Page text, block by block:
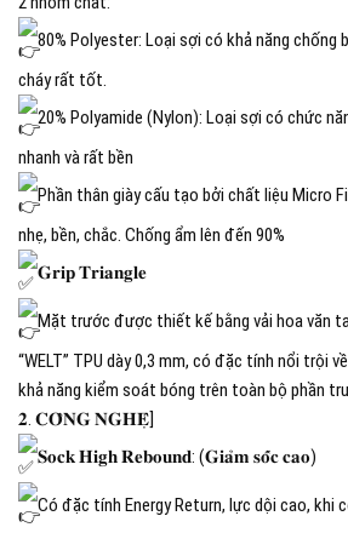
80% Polyester: Loại sợi có khả năng chống
cháy rất tốt.
20% Polyamide (Nylon): Loại sợi có chức
nhanh và rất bền
Phần thân giày cấu tạo bởi chất liệu Micro
nhẹ, bền, chắc. Chống ẩm lên đến 90%
𝐆𝐫𝐢𝐩 𝐓𝐫𝐢𝐚𝐧𝐠𝐥𝐞
Mặt trước được thiết kế bằng vải hoa văn
“WELT” TPU dày 0,3 mm, có đặc tính nổi trội
khả năng kiểm soát bóng trên toàn bộ phần
𝟐. 𝐂𝐎̂𝐍𝐆 𝐍𝐆𝐇𝐄̣̂]
𝐒𝐨𝐜𝐤 𝐇𝐢𝐠𝐡 𝐑𝐞𝐛𝐨𝐮𝐧𝐝: (𝐆𝐢𝐚̉𝐦 𝐬𝐨̂́𝐜 𝐜𝐚𝐨)
Có đặc tính Energy Return, lực dội cao, khi